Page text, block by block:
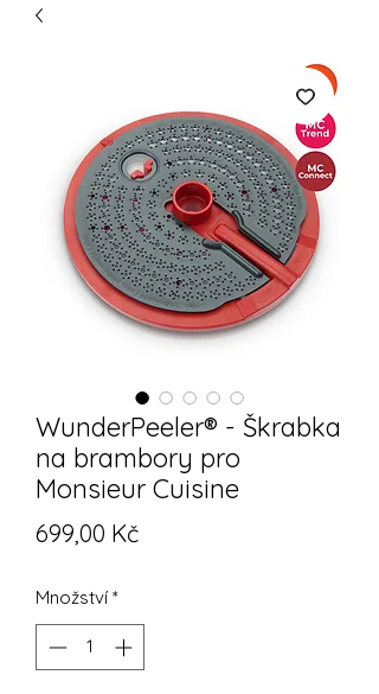
WunderPeeler® - Škrabka
na brambory pro
Monsieur Cuisine
699,00 KčCena
Množství *